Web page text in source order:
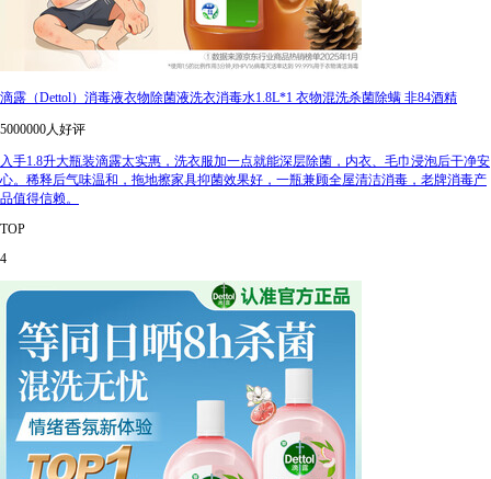
滴露（Dettol）消毒液衣物除菌液洗衣消毒水1.8L*1 衣物混洗杀菌除螨 非84酒精
5000000人好评
入手1.8升大瓶装滴露太实惠，洗衣服加一点就能深层除菌，内衣、毛巾浸泡后干净安
心。稀释后气味温和，拖地擦家具抑菌效果好，一瓶兼顾全屋清洁消毒，老牌消毒产
品值得信赖。
TOP
4